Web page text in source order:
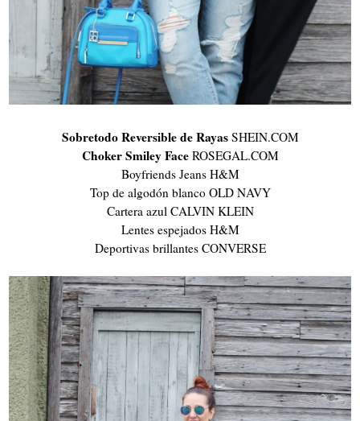
Sobretodo Reversible de RayasSHEIN.COM
Choker Smiley FaceROSEGAL.COM
Boyfriends Jeans H&M
Top de algodón blanco OLD NAVY
Cartera azul CALVIN KLEIN
Lentes espejados H&M
Deportivas brillantes CONVERSE